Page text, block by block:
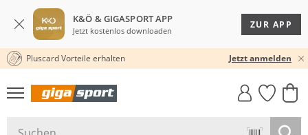
K&Ö & GIGASPORT APP
Jetzt kostenlos downloaden
ZUR APP
30 TAGE RÜCKGABERECHT
Pluscard Vorteile erhalten Jetzt anmelden
GIGASTYLE
FAHRRAD­
MUST-HAVE